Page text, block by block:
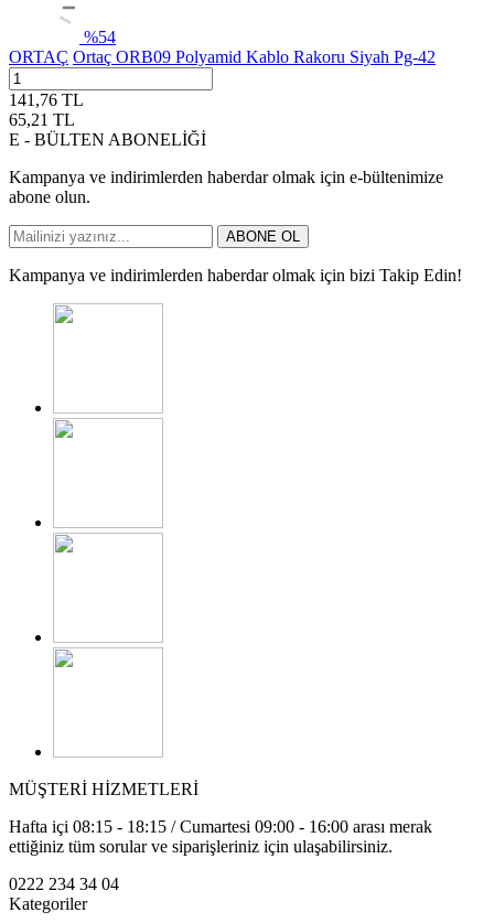
%54
ORTAÇ Ortaç ORB09 Polyamid Kablo Rakoru Siyah Pg-42
141,76 TL
65,21 TL
E - BÜLTEN ABONELİĞİ
Kampanya ve indirimlerden haberdar olmak için e-bültenimize
abone olun.
ABONE OL
Kampanya ve indirimlerden haberdar olmak için bizi Takip Edin!
MÜŞTERİ HİZMETLERİ
Hafta içi 08:15 - 18:15 / Cumartesi 09:00 - 16:00 arası merak
ettiğiniz tüm sorular ve siparişleriniz için ulaşabilirsiniz.
0222 234 34 04
Kategoriler